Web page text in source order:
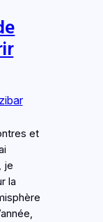
et
je
la